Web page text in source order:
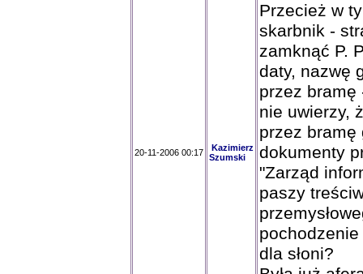
20-11-2006 00:17
Kazimierz
Szumski
Przecież w
skarbnik -
zamknąć P.
daty, nazwę
przez bramę
nie uwierzy,
przez
dokumenty
"Zarząd
paszy
dla słoni?